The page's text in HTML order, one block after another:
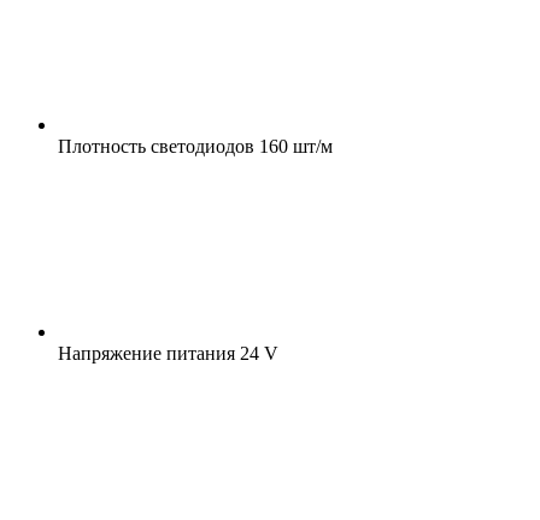
Плотность светодиодов 160 шт/м
Напряжение питания 24 V